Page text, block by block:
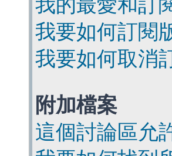
我的最愛和訂
我要如何訂閱
我要如何取消
附加檔案
這個討論區允